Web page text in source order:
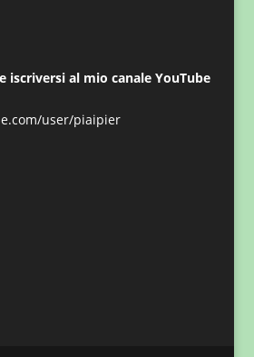
iscriversi al mio canale YouTube
user/piaipier